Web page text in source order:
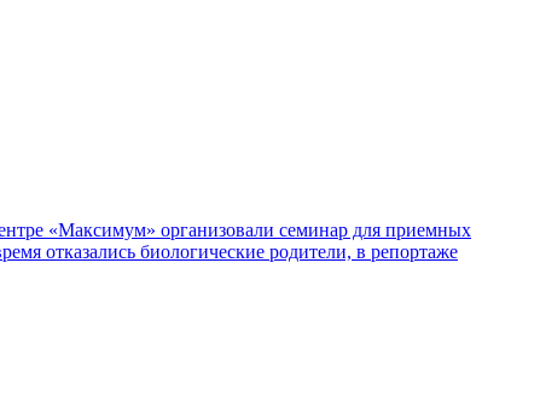
«Максимум» организовали семинар для приемных
отказались биологические родители, в репортаже